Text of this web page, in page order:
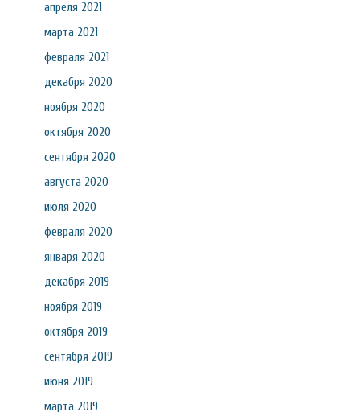
апреля 2021
марта 2021
февраля 2021
декабря 2020
ноября 2020
октября 2020
сентября 2020
августа 2020
июля 2020
февраля 2020
января 2020
декабря 2019
ноября 2019
октября 2019
сентября 2019
июня 2019
марта 2019